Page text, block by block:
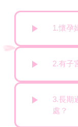
1.懷孕
2.有子
3.長期
處？